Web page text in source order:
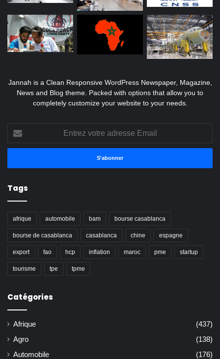
Jannah is a Clean Responsive WordPress Newspaper, Magazine,
News and Blog theme. Packed with options that allow you to
completely customize your website to your needs.
votre
adresse
Tags
afrique automobile bam bourse casablanca
bourse de casablanca casablanca chine espagne
export fao hcp inflation maroc pme startup
tourisme tpe tpme
Catégories
Afrique
(437)
Agro
(138)
Automobile
(176)